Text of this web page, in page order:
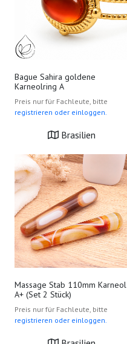
Bague Sahira goldene
Karneolring A
Preis nur für Fachleute, bitte
registrieren oder einloggen.
Brasilien
Massage Stab 110mm Karneol
A+ (Set 2 Stück)
Preis nur für Fachleute, bitte
registrieren oder einloggen.